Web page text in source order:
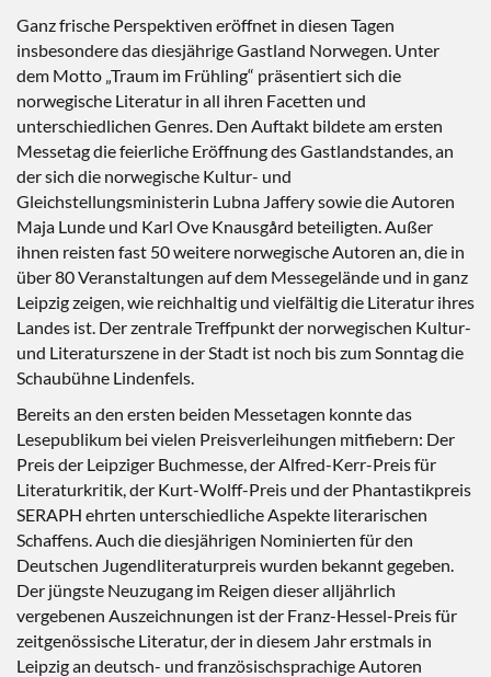
Ganz frische Perspektiven eröffnet in diesen Tagen
insbesondere das diesjährige Gastland Norwegen. Unter
dem Motto „Traum im Frühling“ präsentiert sich die
norwegische Literatur in all ihren Facetten und
unterschiedlichen Genres. Den Auftakt bildete am ersten
Messetag die feierliche Eröffnung des Gastlandstandes, an
der sich die norwegische Kultur- und
Gleichstellungsministerin Lubna Jaffery sowie die Autoren
Maja Lunde und Karl Ove Knausgård beteiligten. Außer
ihnen reisten fast 50 weitere norwegische Autoren an, die in
über 80 Veranstaltungen auf dem Messegelände und in ganz
Leipzig zeigen, wie reichhaltig und vielfältig die Literatur ihres
Landes ist. Der zentrale Treffpunkt der norwegischen Kultur-
und Literaturszene in der Stadt ist noch bis zum Sonntag die
Schaubühne Lindenfels.
Bereits an den ersten beiden Messetagen konnte das
Lesepublikum bei vielen Preisverleihungen mitfiebern: Der
Preis der Leipziger Buchmesse, der Alfred-Kerr-Preis für
Literaturkritik, der Kurt-Wolff-Preis und der Phantastikpreis
SERAPH ehrten unterschiedliche Aspekte literarischen
Schaffens. Auch die diesjährigen Nominierten für den
Deutschen Jugendliteraturpreis wurden bekannt gegeben.
Der jüngste Neuzugang im Reigen dieser alljährlich
vergebenen Auszeichnungen ist der Franz-Hessel-Preis für
zeitgenössische Literatur, der in diesem Jahr erstmals in
Leipzig an deutsch- und französischsprachige Autoren